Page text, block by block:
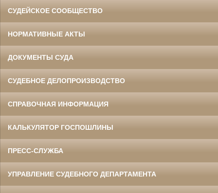
СУДЕЙСКОЕ СООБЩЕСТВО
НОРМАТИВНЫЕ АКТЫ
ДОКУМЕНТЫ СУДА
СУДЕБНОЕ ДЕЛОПРОИЗВОДСТВО
СПРАВОЧНАЯ ИНФОРМАЦИЯ
КАЛЬКУЛЯТОР ГОСПОШЛИНЫ
ПРЕСС-СЛУЖБА
УПРАВЛЕНИЕ СУДЕБНОГО ДЕПАРТАМЕНТА